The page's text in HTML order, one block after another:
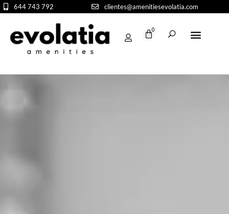
644 743 792 clientes@amenitiesevolatia.com
0